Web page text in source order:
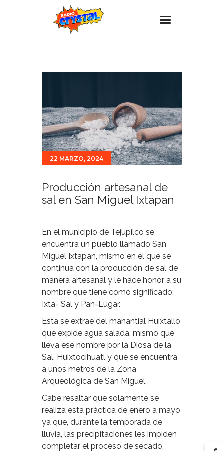
Promociones
Noticias
Para ti
Contacto
22 MARZO, 2024
Producción artesanal de
sal en San Miguel Ixtapan
En el municipio de Tejupilco se
encuentra un pueblo llamado San
Miguel Ixtapan, mismo en el que se
continua con la producción de sal de
manera artesanal y le hace honor a su
nombre que tiene como significado:
Ixta= Sal y Pan=Lugar.
Esta se extrae del manantial Huixtallo
que expide agua salada, mismo que
lleva ese nombre por la Diosa de la
Sal, Huixtocíhuatl y que se encuentra
a unos metros de la Zona
Arqueológica de San Miguel.
Cabe resaltar que solamente se
realiza esta práctica de enero a mayo
ya que, durante la temporada de
lluvia, las precipitaciones les impiden
completar el proceso de secado,